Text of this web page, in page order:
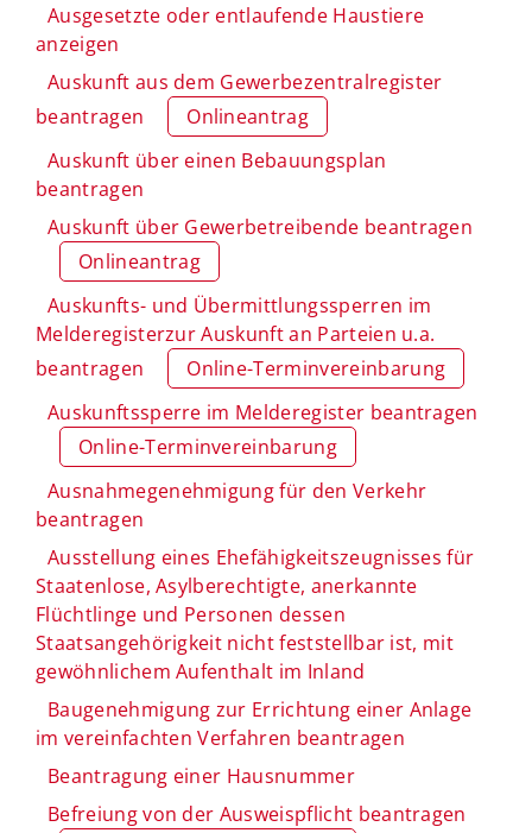
Ausgesetzte oder entlaufende Haustiere
anzeigen
Auskunft aus dem Gewerbezentralregister
beantragen
Onlineantrag
Auskunft über einen Bebauungsplan
beantragen
Auskunft über Gewerbetreibende beantragen
Onlineantrag
Auskunfts- und Übermittlungssperren im
Melderegisterzur Auskunft an Parteien u.a.
beantragen
Online-Terminvereinbarung
Auskunftssperre im Melderegister beantragen
Online-Terminvereinbarung
Ausnahmegenehmigung für den Verkehr
beantragen
Ausstellung eines Ehefähigkeitszeugnisses für
Staatenlose, Asylberechtigte, anerkannte
Flüchtlinge und Personen dessen
Staatsangehörigkeit nicht feststellbar ist, mit
gewöhnlichem Aufenthalt im Inland
Baugenehmigung zur Errichtung einer Anlage
im vereinfachten Verfahren beantragen
Beantragung einer Hausnummer
Befreiung von der Ausweispflicht beantragen